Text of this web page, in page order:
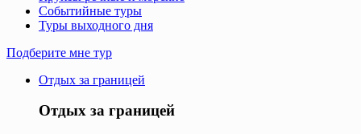
Событийные туры
Туры выходного дня
Подберите мне тур
Отдых за границей
Отдых за границей